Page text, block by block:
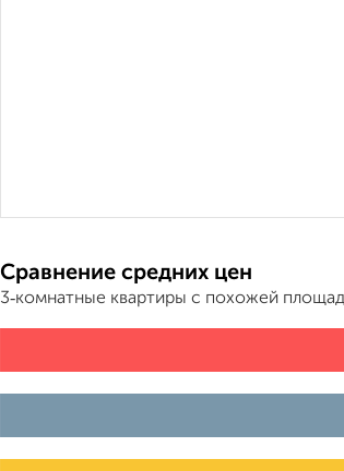
Сравнение средних цен
3‑комнатные квартиры с похожей